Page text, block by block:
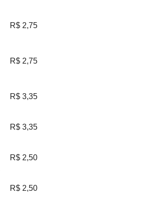
R$ 2,75
R$ 2,75
R$ 3,35
R$ 3,35
R$ 2,50
R$ 2,50